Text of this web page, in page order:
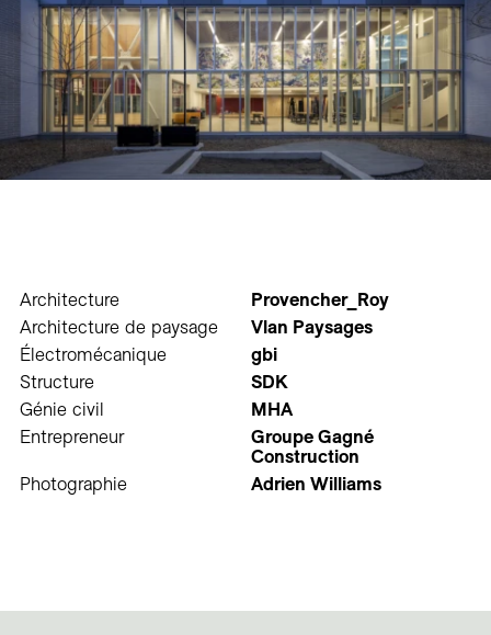
Architecture
Provencher_Roy
Architecture de paysage
Vlan Paysages
Électromécanique
gbi
Structure
SDK
Génie civil
MHA
Entrepreneur
Groupe Gagné
Construction
Photographie
Adrien Williams